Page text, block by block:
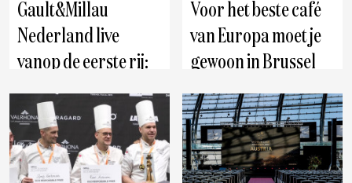
Gault&Millau
Nederland live
vanop de eerste rij:
dit zijn de
hoogtepunten
Voor het beste café
van Europa moet je
gewoon in Brussel
zijn
Brussel